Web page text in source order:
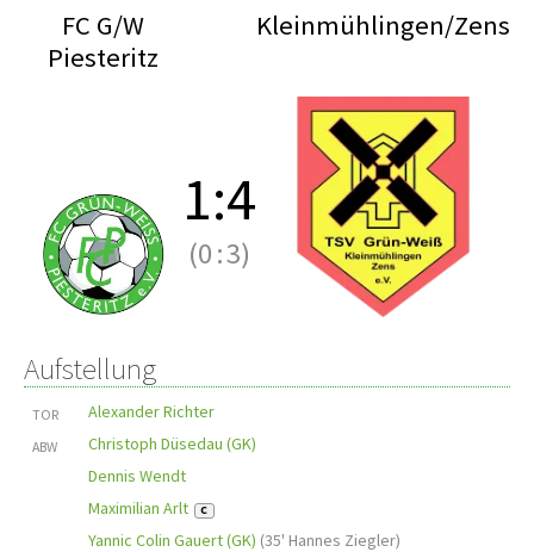
FC G/W
Piesteritz
Kleinmühlingen/Zens
1:4
(0:3)
Aufstellung
TOR Alexander Richter
ABW
Christoph Düsedau (GK)
Dennis Wendt
Maximilian Arlt
C
Yannic Colin Gauert (GK) (35' Hannes Ziegler)